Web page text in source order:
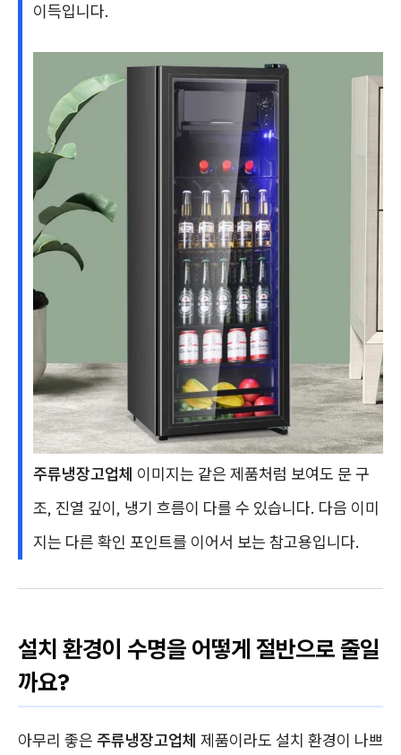
이득입니다.
주류냉장고업체 이미지는 같은 제품처럼 보여도 문 구
조, 진열 깊이, 냉기 흐름이 다를 수 있습니다. 다음 이미
지는 다른 확인 포인트를 이어서 보는 참고용입니다.
설치 환경이 수명을 어떻게 절반으로 줄일
까요?
아무리 좋은 주류냉장고업체 제품이라도 설치 환경이 나쁘